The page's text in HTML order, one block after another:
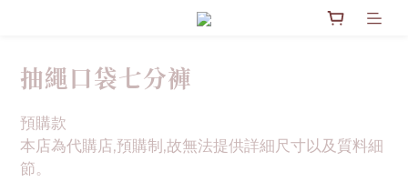
抽繩口袋七分褲
預購款
本店為代購店,預購制,故無法提供詳細尺寸以及質料細
節。